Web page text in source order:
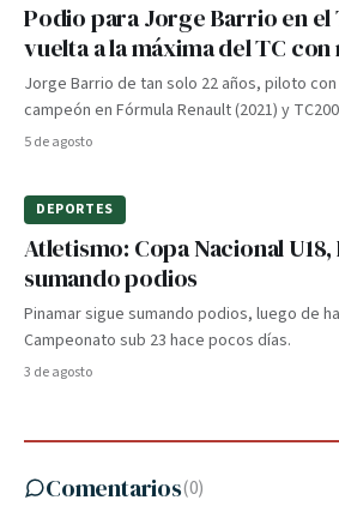
Podio para Jorge Barrio en el
vuelta a la máxima del TC
Jorge Barrio de tan solo 22 años, piloto
campeón en Fórmula Renault (2021) y
5 de agosto
DEPORTES
Atletismo: Copa Nacional
sumando podios
Pinamar sigue sumando podios, luego de
Campeonato sub 23 hace pocos días.
3 de agosto
Comentarios(0)